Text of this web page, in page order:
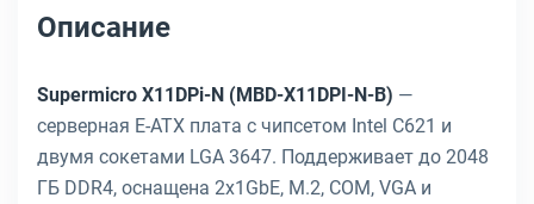
Описание
Supermicro X11DPi-N (MBD-X11DPI-N-B) —
серверная E-ATX плата с чипсетом Intel C621 и
двумя сокетами LGA 3647. Поддерживает до 2048
ГБ DDR4, оснащена 2x1GbE, M.2, COM, VGA и